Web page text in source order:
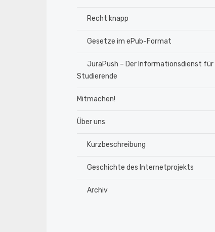
Recht knapp
Gesetze im ePub-Format
JuraPush – Der Informationsdienst für
Studierende
Mitmachen!
Über uns
Kurzbeschreibung
Geschichte des Internetprojekts
Archiv